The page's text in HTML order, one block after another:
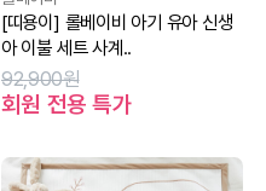
[띠용이] 롤베이비 아기 유아 신생
아 이불 세트 사계..
92,900원
회원 전용 특가